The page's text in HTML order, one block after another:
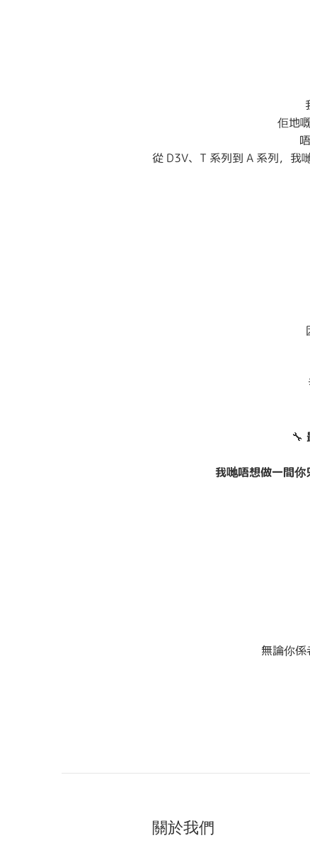
佢地
從 D3V、T 系列到 A 系列，我
🔧
我哋唔想做一間你
無論你
關於我們